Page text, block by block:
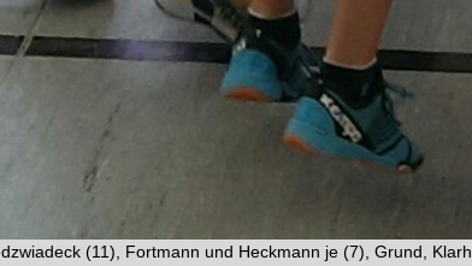
(11), Fortmann und Heckmann je (7), Grund,